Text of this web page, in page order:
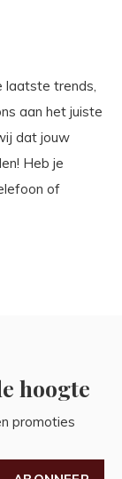
laatste trends,
aan het juiste
dat jouw
Heb je
of
hoogte
promoties